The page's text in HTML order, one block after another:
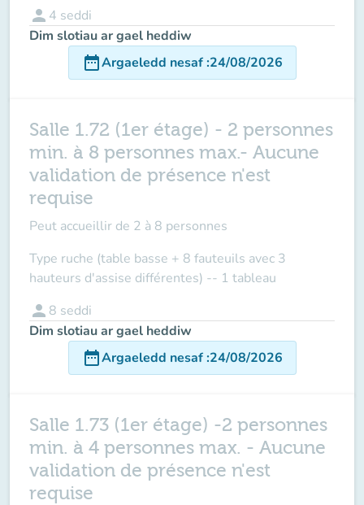
person 4 seddi
Dim slotiau ar gael heddiw
date_rangeArgaeledd nesaf:24/08/2026
Salle 1.72 (1er étage) - 2 personnes
min. à 8 personnes max.- Aucune
validation de présence n'est
requise
Peut accueillir de 2 à 8 personnes
Type ruche (table basse + 8 fauteuils avec 3
hauteurs d'assise différentes) -- 1 tableau
person 8 seddi
Dim slotiau ar gael heddiw
date_rangeArgaeledd nesaf:24/08/2026
Salle 1.73 (1er étage) -2 personnes
min. à 4 personnes max. - Aucune
validation de présence n'est
requise